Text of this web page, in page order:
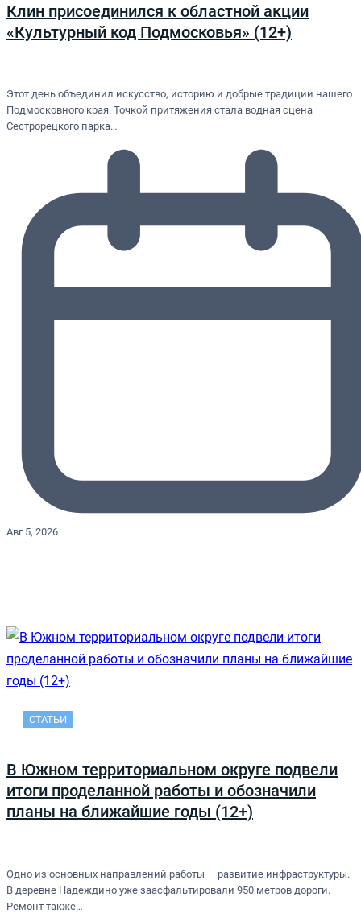
Клин присоединился к областной акции
«Культурный код Подмосковья» (12+)
Этот день объединил искусство, историю и добрые традиции нашего
Подмосковного края. Точкой притяжения стала водная сцена
Сестрорецкого парка…
Авг 5, 2026
СТАТЬИ
В Южном территориальном округе подвели
итоги проделанной работы и обозначили
планы на ближайшие годы (12+)
Одно из основных направлений работы — развитие инфраструктуры.
В деревне Надеждино уже заасфальтировали 950 метров дороги.
Ремонт также…